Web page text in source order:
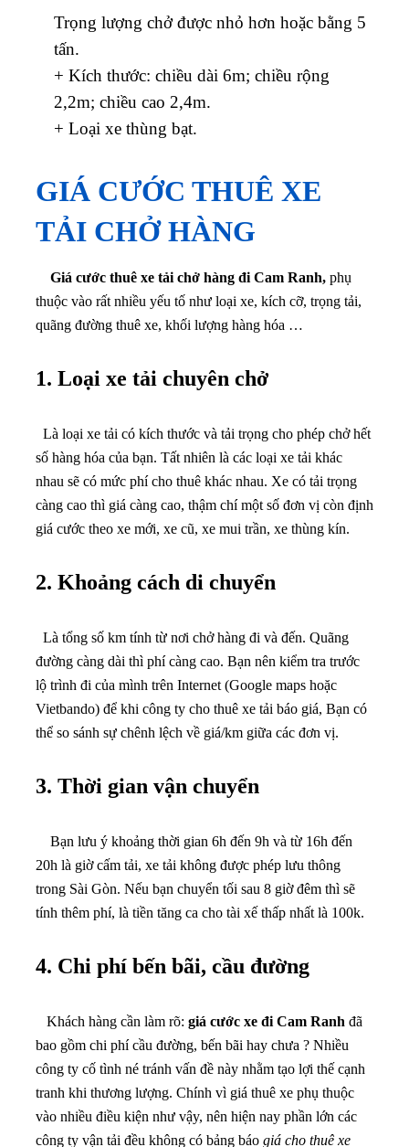
Trọng lượng chở được nhỏ hơn hoặc bằng 5
tấn.
+ Kích thước: chiều dài 6m; chiều rộng
2,2m; chiều cao 2,4m.
+ Loại xe thùng bạt.
GIÁ CƯỚC THUÊ XE
TẢI CHỞ HÀNG
Giá cước thuê xe tải chở hàng đi Cam Ranh, phụ
thuộc vào rất nhiều yếu tố như loại xe, kích cỡ, trọng tải,
quãng đường thuê xe, khối lượng hàng hóa …
1. Loại xe tải chuyên chở
Là loại xe tải có kích thước và tải trọng cho phép chở hết
số hàng hóa của bạn. Tất nhiên là các loại xe tải khác
nhau sẽ có mức phí cho thuê khác nhau. Xe có tải trọng
càng cao thì giá càng cao, thậm chí một số đơn vị còn định
giá cước theo xe mới, xe cũ, xe mui trần, xe thùng kín.
2. Khoảng cách di chuyển
Là tổng số km tính từ nơi chở hàng đi và đến. Quãng
đường càng dài thì phí càng cao. Bạn nên kiểm tra trước
lộ trình đi của mình trên Internet (Google maps hoặc
Vietbando) để khi công ty cho thuê xe tải báo giá, Bạn có
thể so sánh sự chênh lệch về giá/km giữa các đơn vị.
3. Thời gian vận chuyển
Bạn lưu ý khoảng thời gian 6h đến 9h và từ 16h đến
20h là giờ cấm tải, xe tải không được phép lưu thông
trong Sài Gòn. Nếu bạn chuyển tối sau 8 giờ đêm thì sẽ
tính thêm phí, là tiền tăng ca cho tài xế thấp nhất là 100k.
4. Chi phí bến bãi, cầu đường
Khách hàng cần làm rõ: giá cước xe đi Cam Ranh đã
bao gồm chi phí cầu đường, bến bãi hay chưa ? Nhiều
công ty cố tình né tránh vấn đề này nhằm tạo lợi thế cạnh
tranh khi thương lượng. Chính vì giá thuê xe phụ thuộc
vào nhiều điều kiện như vậy, nên hiện nay phần lớn các
công ty vận tải đều không có bảng báo giá cho thuê xe